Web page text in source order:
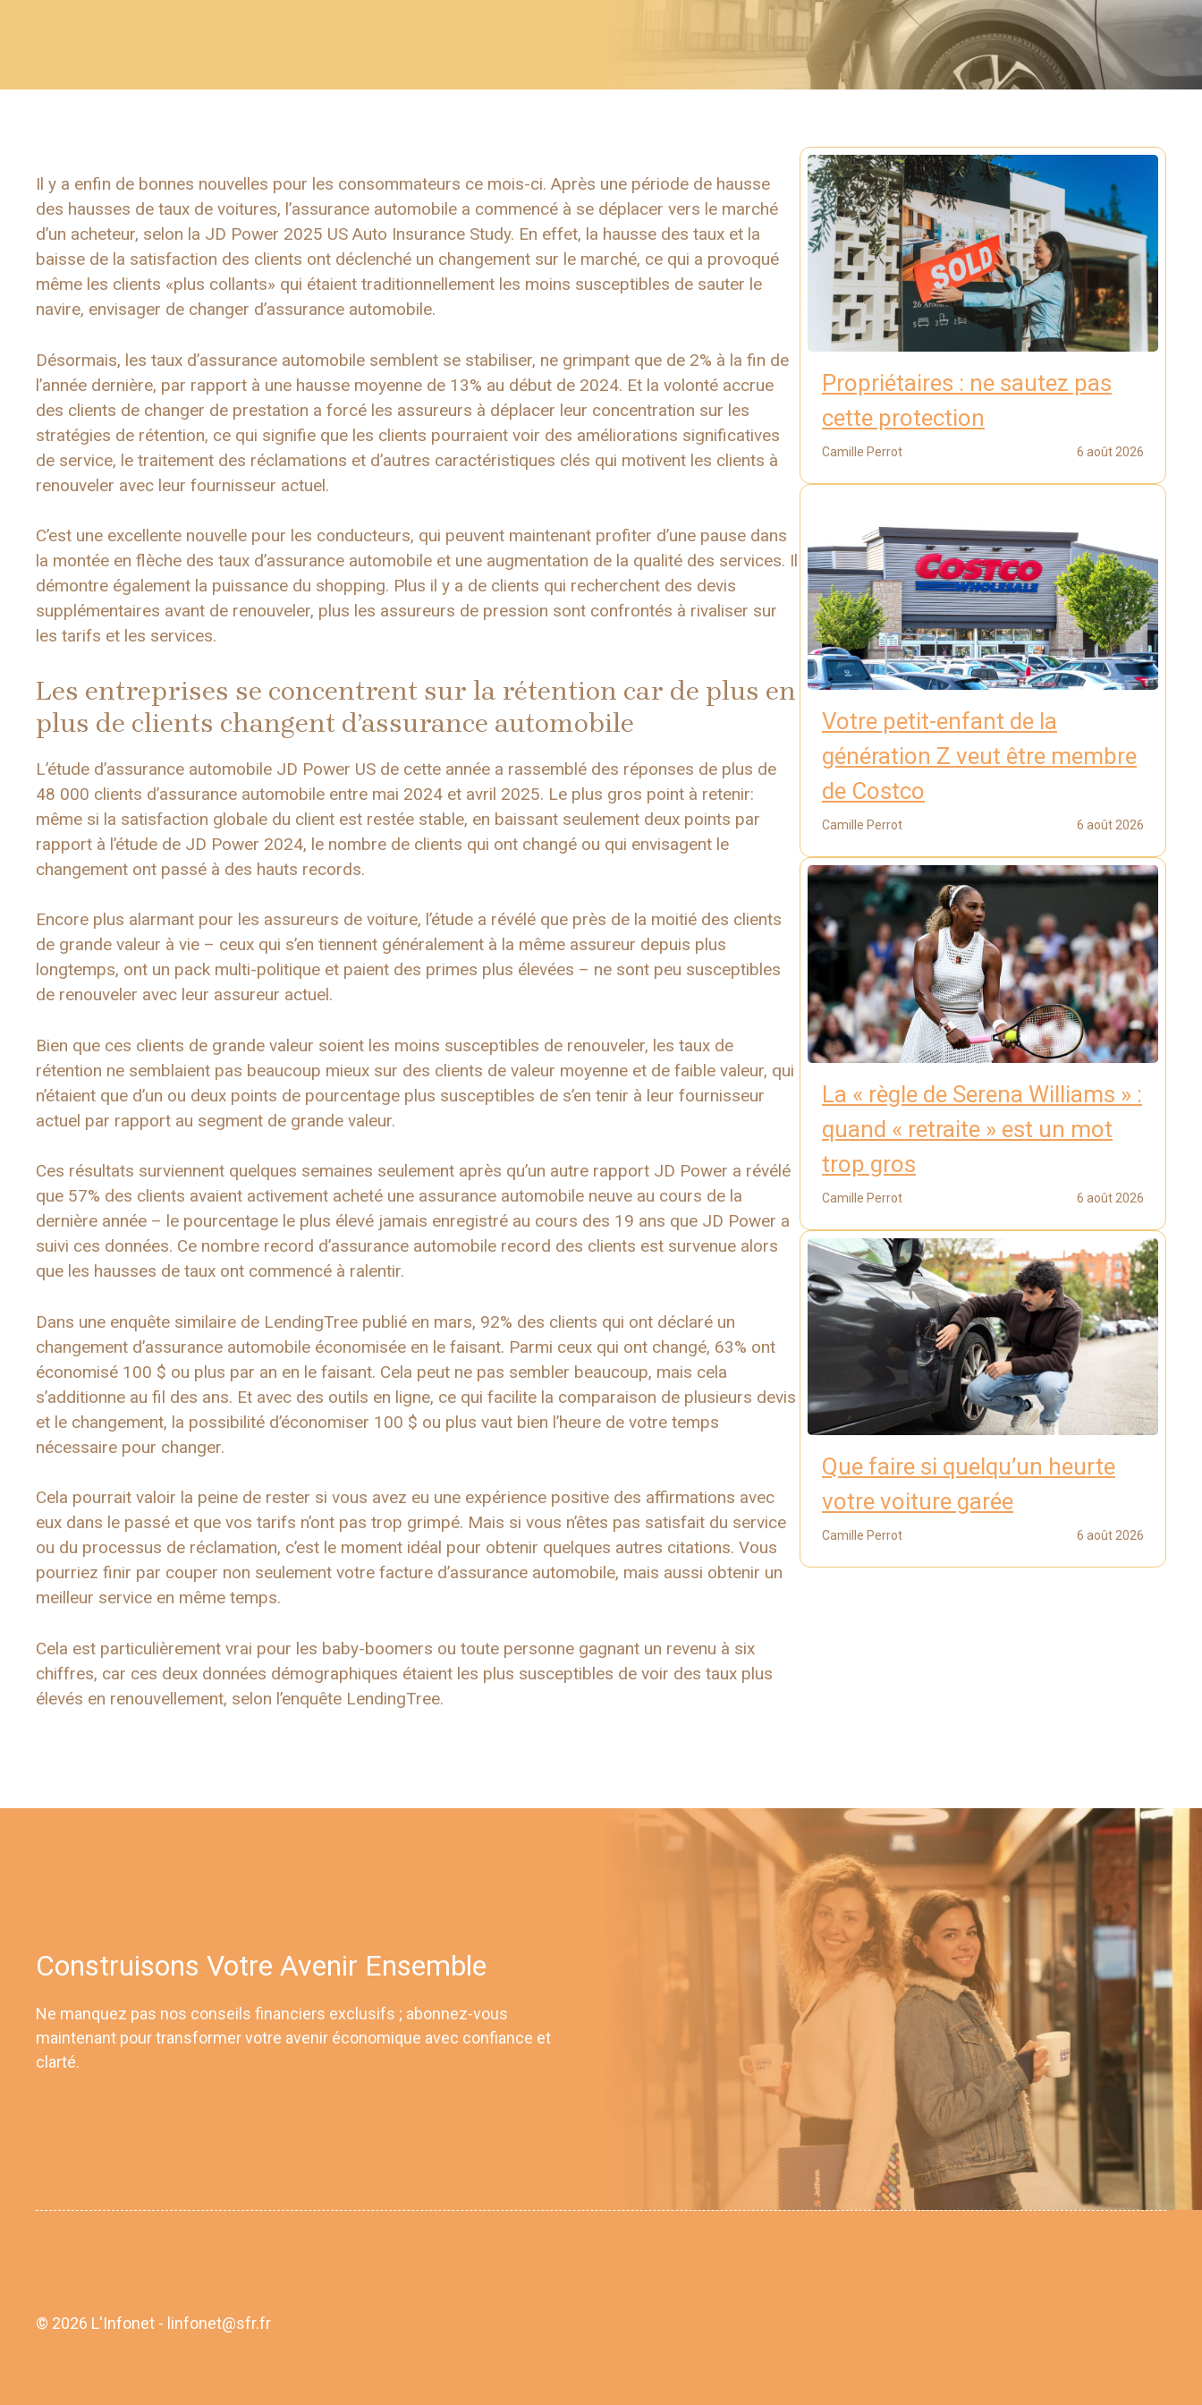
Il y a enfin de bonnes nouvelles pour les consommateurs ce mois-ci. Après une période de hausse
des hausses de taux de voitures, l’assurance automobile a commencé à se déplacer vers le marché
d’un acheteur, selon la JD Power 2025 US Auto Insurance Study. En effet, la hausse des taux et la
baisse de la satisfaction des clients ont déclenché un changement sur le marché, ce qui a provoqué
même les clients «plus collants» qui étaient traditionnellement les moins susceptibles de sauter le
navire, envisager de changer d’assurance automobile.
Désormais, les taux d’assurance automobile semblent se stabiliser, ne grimpant que de 2% à la fin de
l’année dernière, par rapport à une hausse moyenne de 13% au début de 2024. Et la volonté accrue
des clients de changer de prestation a forcé les assureurs à déplacer leur concentration sur les
stratégies de rétention, ce qui signifie que les clients pourraient voir des améliorations significatives
de service, le traitement des réclamations et d’autres caractéristiques clés qui motivent les clients à
renouveler avec leur fournisseur actuel.
C’est une excellente nouvelle pour les conducteurs, qui peuvent maintenant profiter d’une pause dans
la montée en flèche des taux d’assurance automobile et une augmentation de la qualité des services. Il
démontre également la puissance du shopping. Plus il y a de clients qui recherchent des devis
supplémentaires avant de renouveler, plus les assureurs de pression sont confrontés à rivaliser sur
les tarifs et les services.
Les entreprises se concentrent sur la rétention car de plus en
plus de clients changent d’assurance automobile
L’étude d’assurance automobile JD Power US de cette année a rassemblé des réponses de plus de
48 000 clients d’assurance automobile entre mai 2024 et avril 2025. Le plus gros point à retenir:
même si la satisfaction globale du client est restée stable, en baissant seulement deux points par
rapport à l’étude de JD Power 2024, le nombre de clients qui ont changé ou qui envisagent le
changement ont passé à des hauts records.
Encore plus alarmant pour les assureurs de voiture, l’étude a révélé que près de la moitié des clients
de grande valeur à vie – ceux qui s’en tiennent généralement à la même assureur depuis plus
longtemps, ont un pack multi-politique et paient des primes plus élevées – ne sont peu susceptibles
de renouveler avec leur assureur actuel.
Bien que ces clients de grande valeur soient les moins susceptibles de renouveler, les taux de
rétention ne semblaient pas beaucoup mieux sur des clients de valeur moyenne et de faible valeur, qui
n’étaient que d’un ou deux points de pourcentage plus susceptibles de s’en tenir à leur fournisseur
actuel par rapport au segment de grande valeur.
Ces résultats surviennent quelques semaines seulement après qu’un autre rapport JD Power a révélé
que 57% des clients avaient activement acheté une assurance automobile neuve au cours de la
dernière année – le pourcentage le plus élevé jamais enregistré au cours des 19 ans que JD Power a
suivi ces données. Ce nombre record d’assurance automobile record des clients est survenue alors
que les hausses de taux ont commencé à ralentir.
Dans une enquête similaire de LendingTree publié en mars, 92% des clients qui ont déclaré un
changement d’assurance automobile économisée en le faisant. Parmi ceux qui ont changé, 63% ont
économisé 100 $ ou plus par an en le faisant. Cela peut ne pas sembler beaucoup, mais cela
s’additionne au fil des ans. Et avec des outils en ligne, ce qui facilite la comparaison de plusieurs devis
et le changement, la possibilité d’économiser 100 $ ou plus vaut bien l’heure de votre temps
nécessaire pour changer.
Cela pourrait valoir la peine de rester si vous avez eu une expérience positive des affirmations avec
eux dans le passé et que vos tarifs n’ont pas trop grimpé. Mais si vous n’êtes pas satisfait du service
ou du processus de réclamation, c’est le moment idéal pour obtenir quelques autres citations. Vous
pourriez finir par couper non seulement votre facture d’assurance automobile, mais aussi obtenir un
meilleur service en même temps.
Cela est particulièrement vrai pour les baby-boomers ou toute personne gagnant un revenu à six
chiffres, car ces deux données démographiques étaient les plus susceptibles de voir des taux plus
élevés en renouvellement, selon l’enquête LendingTree.
Propriétaires : ne sautez pas
cette protection
Camille Perrot 6 août 2026
Votre petit-enfant de la
génération Z veut être membre
de Costco
Camille Perrot 6 août 2026
La « règle de Serena Williams » :
quand « retraite » est un mot
trop gros
Camille Perrot 6 août 2026
Que faire si quelqu’un heurte
votre voiture garée
Camille Perrot 6 août 2026
Construisons Votre Avenir Ensemble
Ne manquez pas nos conseils financiers exclusifs ; abonnez-vous
maintenant pour transformer votre avenir économique avec confiance et
clarté.
© 2026 L'Infonet - linfonet@sfr.fr